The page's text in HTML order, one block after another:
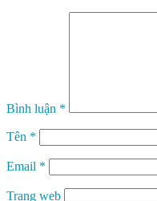
Bình luận *
Tên *
Email *
Trang web